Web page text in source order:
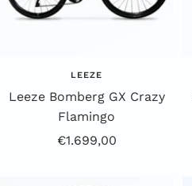
LEEZE
Leeze Bomberg GX Crazy
Flamingo
Angebotspreis
€1.699,00